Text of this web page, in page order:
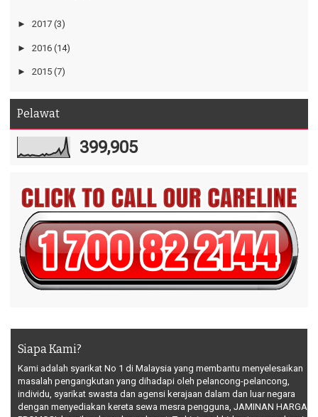
► 2017 (3)
► 2016 (14)
► 2015 (7)
Pelawat
399,905
Siapa Kami?
Kami adalah syarikat No 1 di Malaysia yang membantu menyelesaikan
masalah pengangkutan yang dihadapi oleh pelancong-pelancong,
individu, syarikat swasta dan agensi kerajaan dalam dan luar negara
dengan menyediakan kereta sewa mesra pengguna, JAMINAN HARGA